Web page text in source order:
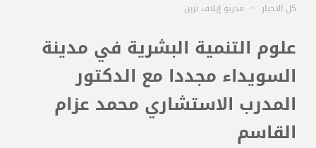
الرئيسية
الدورات القادمة
المدربون
كل الاخبار > مدربو إيلاف ترين
علوم التنمية البشرية في مدينة
السويداء مجددا مع الدكتور
المدرب الاستشاري محمد عزام
القاسم